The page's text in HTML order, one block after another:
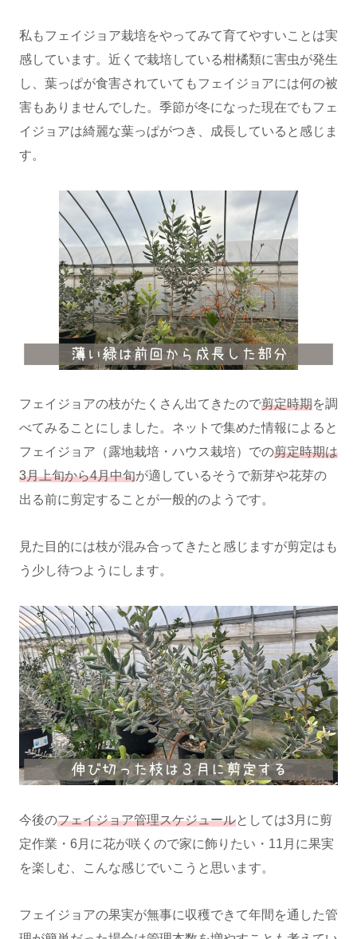
私もフェイジョア栽培をやってみて育てやすいことは実
感しています。近くで栽培している柑橘類に害虫が発生
し、葉っぱが食害されていてもフェイジョアには何の被
害もありませんでした。季節が冬になった現在でもフェ
イジョアは綺麗な葉っぱがつき、成長していると感じま
す。
フェイジョアの枝がたくさん出てきたので剪定時期を調
べてみることにしました。ネットで集めた情報によると
フェイジョア（露地栽培・ハウス栽培）での剪定時期は
3月上旬から4月中旬が適しているそうで新芽や花芽の
出る前に剪定することが一般的のようです。
見た目的には枝が混み合ってきたと感じますが剪定はも
う少し待つようにします。
今後のフェイジョア管理スケジュールとしては3月に剪
定作業・6月に花が咲くので家に飾りたい・11月に果実
を楽しむ、こんな感じでいこうと思います。
フェイジョアの果実が無事に収穫できて年間を通した管